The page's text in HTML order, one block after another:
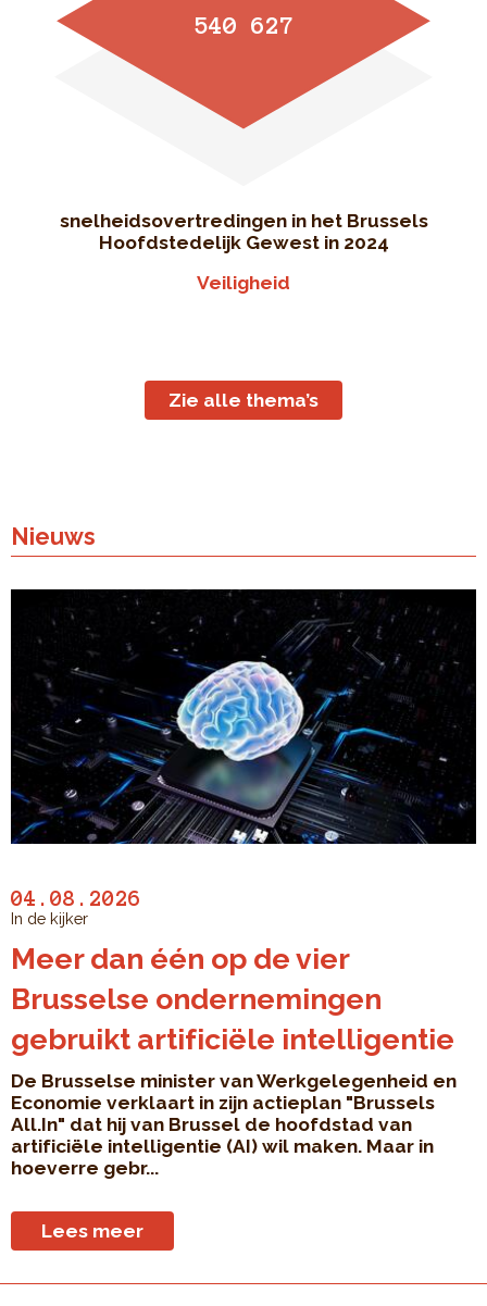
540 627
snelheidsovertredingen in het Brussels
Hoofdstedelijk Gewest in 2024
Veiligheid
Zie alle thema’s
Nieuws
04.08.2026
In de kijker
Meer dan één op de vier
Brusselse ondernemingen
gebruikt artificiële intelligentie
De Brusselse minister van Werkgelegenheid en
Economie verklaart in zijn actieplan "Brussels
All.In" dat hij van Brussel de hoofdstad van
artificiële intelligentie (AI) wil maken. Maar in
hoeverre gebr...
Lees meer